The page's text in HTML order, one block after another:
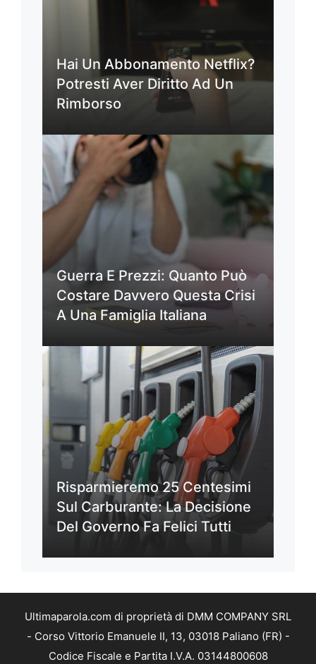
Hai Un Abbonamento Netflix?
Potresti Aver Diritto Ad Un
Rimborso
Guerra E Prezzi: Quanto Può
Costare Davvero Questa Crisi
A Una Famiglia Italiana
Risparmieremo 25 Centesimi
Sul Carburante: La Decisione
Del Governo Fa Felici Tutti
Ultimaparola.com di proprietà di DMM COMPANY SRL
- Corso Vittorio Emanuele II, 13, 03018 Paliano (FR) -
Codice Fiscale e Partita I.V.A. 03144800608